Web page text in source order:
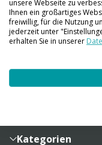
Lager
Sendungsverfolgung
Zahlung und
Lieferinformationen
Kategorien
unsere Webseite zu
Ihnen ein großartiges
freiwillig, für die Nutzung
jederzeit unter
erhalten Sie in unserer